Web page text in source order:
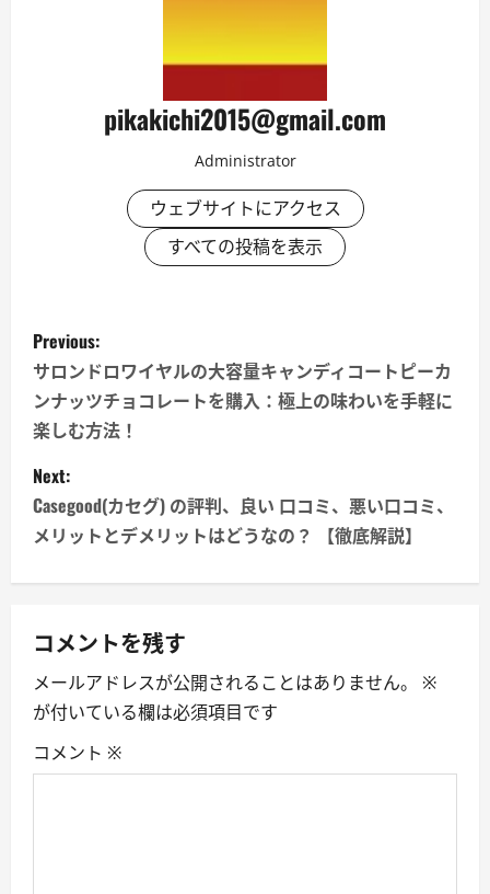
pikakichi2015@gmail.com
Administrator
ウェブサイトにアクセス
すべての投稿を表示
P
o
s
t
n
i
g
a
t
Previous:
サロンドロワイヤルの大容量キャンディコートピーカ
ンナッツチョコレートを購入：極上の味わいを手軽に
楽しむ方法！
Next:
Casegood(カセグ) の評判、良い 口コミ、悪い口コミ、
メリットとデメリットはどうなの？ 【徹底解説】
コメントを残す
メールアドレスが公開されることはありません。
※
が付いている欄は必須項目です
コメント ※